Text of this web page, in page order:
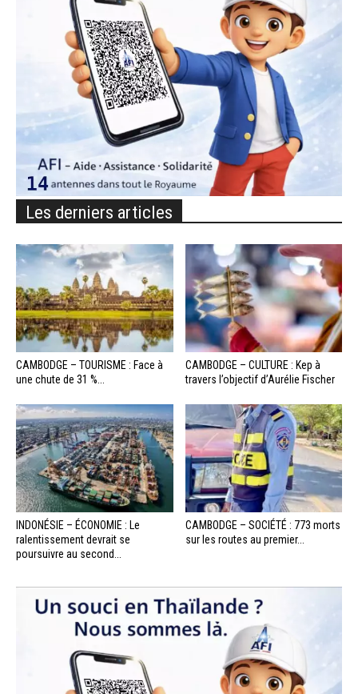
Les derniers articles
CAMBODGE – TOURISME : Face à
une chute de 31 %...
CAMBODGE – CULTURE : Kep à
travers l’objectif d’Aurélie Fischer
INDONÉSIE – ÉCONOMIE : Le
ralentissement devrait se
poursuivre au second...
CAMBODGE – SOCIÉTÉ : 773 morts
sur les routes au premier...